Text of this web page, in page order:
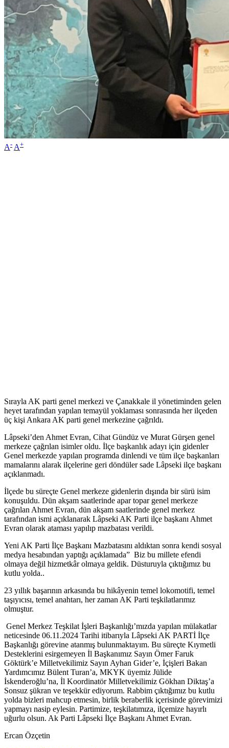
A- A+
Sırayla AK parti genel merkezi ve Çanakkale il yönetiminden gelen
heyet tarafından yapılan temayül yoklaması sonrasında her ilçeden
üç kişi Ankara AK parti genel merkezine çağrıldı.
Lâpseki’den Ahmet Evran, Cihat Gündüz ve Murat Gürşen genel
merkeze çağrılan isimler oldu. İlçe başkanlık adayı için gidenler
Genel merkezde yapılan programda dinlendi ve tüm ilçe başkanları
mamalarını alarak ilçelerine geri döndüler sade Lâpseki ilçe başkanı
açıklanmadı.
İlçede bu süreçte Genel merkeze gidenlerin dışında bir sürü isim
konuşuldu. Dün akşam saatlerinde apar topar genel merkeze
çağrılan Ahmet Evran, dün akşam saatlerinde genel merkez
tarafından ismi açıklanarak Lâpseki AK Parti ilçe başkanı Ahmet
Evran olarak ataması yapılıp mazbatası verildi.
Yeni AK Parti İlçe Başkanı Mazbatasını aldıktan sonra kendi sosyal
medya hesabından yaptığı açıklamada” Biz bu millete efendi
olmaya değil hizmetkâr olmaya geldik. Düsturuyla çıktığımız bu
kutlu yolda..
23 yıllık başarının arkasında bu hikâyenin temel lokomotifi, temel
taşıyıcısı, temel anahtarı, her zaman AK Parti teşkilatlarımız
olmuştur.
Genel Merkez Teşkilat İşleri Başkanlığı’mızda yapılan mülakatlar
neticesinde 06.11.2024 Tarihi itibarıyla Lâpseki AK PARTİ İlçe
Başkanlığı görevine atanmış bulunmaktayım. Bu süreçte Kıymetli
Desteklerini esirgemeyen İl Başkanımız Sayın Ömer Faruk
Göktürk’e Milletvekilimiz Sayın Ayhan Gider’e, İçişleri Bakan
Yardımcımız Bülent Turan’a, MKYK üyemiz Jülide
İskenderoğlu’na, İl Koordinatör Milletvekilimiz Gökhan Diktaş’a
Sonsuz şükran ve teşekkür ediyorum. Rabbim çıktığımız bu kutlu
yolda bizleri mahcup etmesin, birlik beraberlik içerisinde görevimizi
yapmayı nasip eylesin. Partimize, teşkilatımıza, ilçemize hayırlı
uğurlu olsun. Ak Parti Lâpseki İlçe Başkanı Ahmet Evran.
Ercan Özçetin